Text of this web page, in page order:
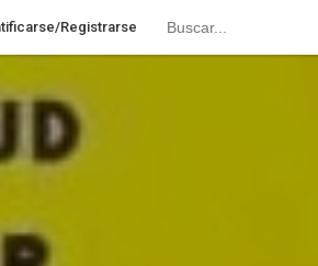
Registrarse